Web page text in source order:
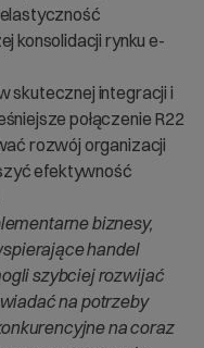
konsolidacji rynku e-
skutecznej integracji i
połączenie R22
rozwój organizacji
efektywność
biznesy,
handel
szybciej rozwijać
na potrzeby
na coraz